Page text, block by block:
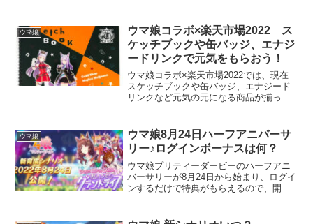
評価や習得方法など、有利に働く方法な
どを調べてみました。ウマ...
ウマ娘
ウマ娘コラボ×楽天市場2022 ス
ケッチブックや缶バッジ、エナジ
ードリンクで元気をもらおう！
ウマ娘コラボ×楽天市場2022では、現在
スケッチブックや缶バッジ、エナジード
リンクなど元気の元になる商品が揃って
一推しウマ娘の缶バッジがついていた
り、ウマ娘セットのエナ...
ウマ娘
ウマ娘8月24日ハーフアニバーサ
リー♪ログインボーナスは何？
ウマ娘プリティーダービーのハーフアニ
バーサリーが8月24日から始まり、ログイ
ンするだけで特典がもらえるので、開催
リオ「つなげ、照らせ、ひかれ。私たち